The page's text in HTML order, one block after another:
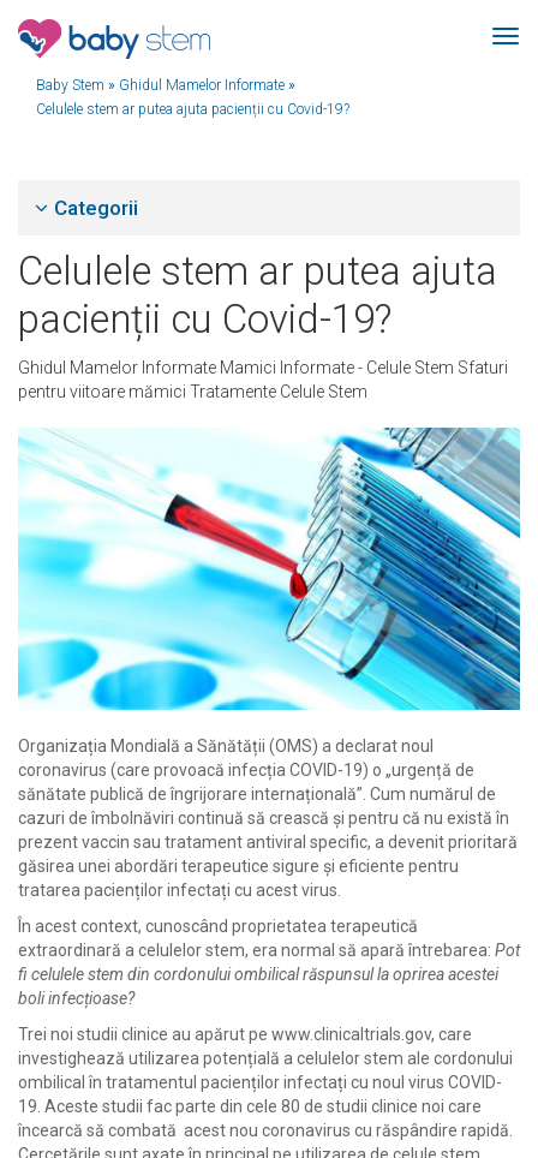
Baby Stem » Ghidul Mamelor Informate »
Celulele stem ar putea ajuta pacienții cu Covid-19?
Categorii
Celulele stem ar putea ajuta
pacienții cu Covid-19?
Ghidul Mamelor Informate Mamici Informate - Celule Stem Sfaturi
pentru viitoare mămici Tratamente Celule Stem
Organizația Mondială a Sănătății (OMS) a declarat noul
coronavirus (care provoacă infecția COVID-19) o „urgență de
sănătate publică de îngrijorare internațională”. Cum numărul de
cazuri de îmbolnăviri continuă să crească și pentru că nu există în
prezent vaccin sau tratament antiviral specific, a devenit prioritară
găsirea unei abordări terapeutice sigure și eficiente pentru
tratarea pacienților infectați cu acest virus.
În acest context, cunoscând proprietatea terapeutică
extraordinară a celulelor stem, era normal să apară întrebarea: Pot
fi celulele stem din cordonului ombilical răspunsul la oprirea acestei
boli infecțioase?
Trei noi studii clinice au apărut pe www.clinicaltrials.gov, care
investighează utilizarea potențială a celulelor stem ale cordonului
ombilical în tratamentul pacienților infectați cu noul virus COVID-
19. Aceste studii fac parte din cele 80 de studii clinice noi care
încearcă să combată acest nou coronavirus cu răspândire rapidă.